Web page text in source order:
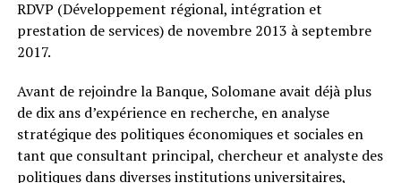
RDVP (Développement régional, intégration et
prestation de services) de novembre 2013 à septembre
2017.
Avant de rejoindre la Banque, Solomane avait déjà plus
de dix ans d’expérience en recherche, en analyse
stratégique des politiques économiques et sociales en
tant que consultant principal, chercheur et analyste des
politiques dans diverses institutions universitaires,